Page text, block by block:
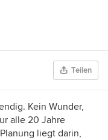
Teilen
Kein Wunder,
alle 20 Jahre
liegt darin,